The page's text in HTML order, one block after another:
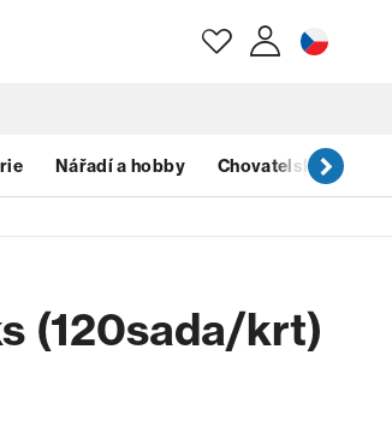
Zapomenuté heslo?
Nářadí a hobby Chovatelské
(120sada/krt)